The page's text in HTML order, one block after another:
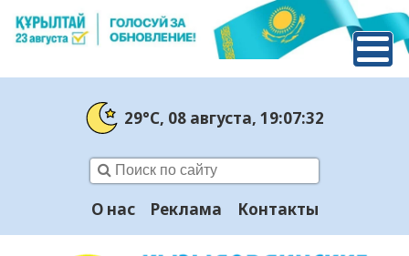
29°C, 08 августа, 19:07:33
О нас Реклама Контакты